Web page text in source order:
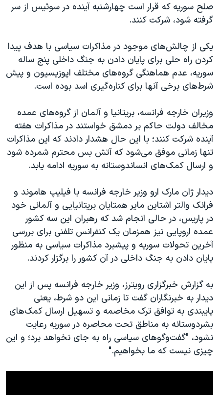
صلح سوریه که قرار است چهارشنبه آینده در سوئیس از سر
گرفته شود، شرکت کنند.
یکی از چالش‌های موجود در مذاکرات سیاسی با هدف پیدا
کردن راه حلی برای پایان دادن به جنگ داخلی پنج ساله
سوریه، عدم هماهنگی گروه‌های مختلف اپوزیسیون و پیش
شرط‌های برخی آنها برای کناره‌گیری اسد بوده است.
وزیران خارجه فرانسه، بریتانیا و آلمان از گروه‌های عمده
مخالف دولت حاکم بر دمشق خواستند در مذاکرات هفته
آینده شرکت کنند؛ با این حال هشدار دادند که این مذاکرات
تنها زمانی موفق می‌شود که آتش بس محترم شمرده شود
و ارسال کمک‌های انساندوستانه به سوریه ادامه یابد.
دیدار ژان مارک ارو وزیر خارجه فرانسه با فیلیپ هاموند و
فرانک والتر اشتاین مایر همتایان بریتانیایی و آلمانی خود
در پاریس، در حالی انجام شد که رهبران این سه کشور
عمده اروپایی نیز همزمان یک کنفرانس تلفنی برای بررسی
آخرین تحولات سوریه و پیشبرد مذاکرات سیاسی به منظور
پایان دادن به جنگ داخلی در آن کشور را برگزار کردند.
به گزارش خبرگزاری رویترز، وزیر خارجه فرانسه پس از این
دیدار به خبرنگاران گفت تا زمانی این دو شرط، یعنی
پایبندی به توافق ترک مخاصمه و تسهیل ارسال کمک‌های
بشردوستانه به مناطق تحت محاصره در سوریه رعایت
نشود، "گفت‌وگوهای سیاسی راه به جای نخواهد برد؛ و این
چیزی نیست که ما بخواهیم."